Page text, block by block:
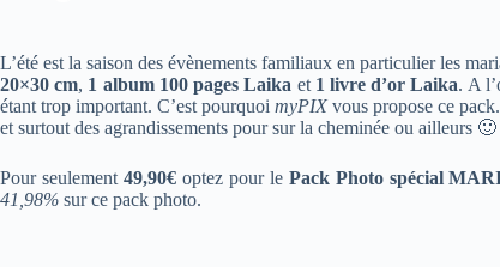
L’été est la saison des évènements familiaux en particulier les
20×30 cm, 1 album 100 pages Laika et 1 livre d’or Laika. A
étant trop important. C’est pourquoimyPIX vous propose ce
et surtout des agrandissements pour sur la cheminée ou ailleurs 🙂
Pour seulement 49,90€optez pour le Pack Photo spécial
41,98% sur ce pack photo.